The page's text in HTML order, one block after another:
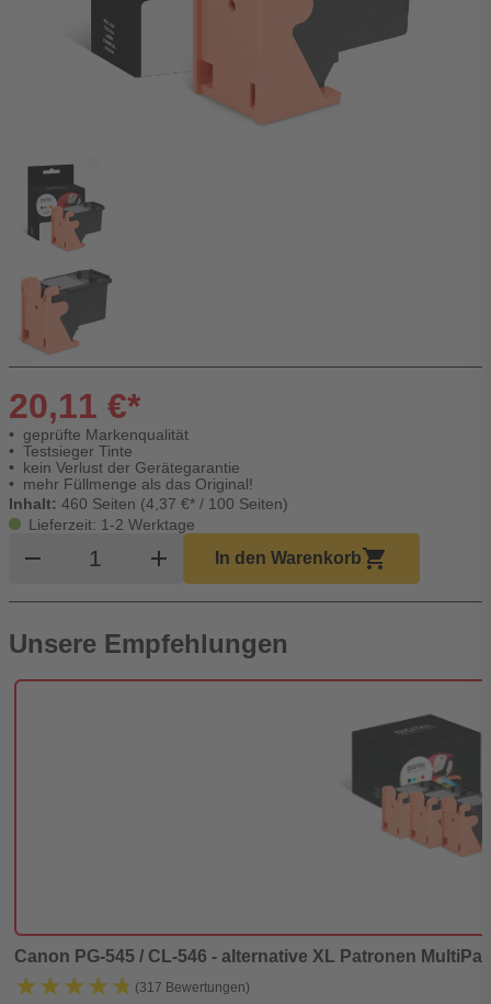
20,11 €*
geprüfte Markenqualität
Testsieger Tinte
kein Verlust der Gerätegarantie
mehr Füllmenge als das Original!
Inhalt: 460 Seiten (4,37 €* / 100 Seiten)
Lieferzeit: 1-2 Werktage
remove Produkt Warenkorb Menge
add In den Warenkorbshopping_cart
Unsere Empfehlungen
Canon PG-545 / CL-546 - alternative XL Patronen
★★★★★
★★★★★ (317 Bewertungen)